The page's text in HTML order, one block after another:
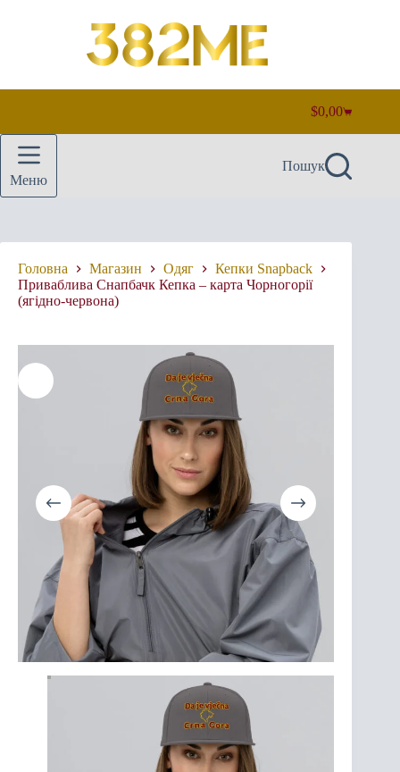
Кошик
$0,00
Меню
Пошук
Головна Магазин Одяг
Кепки Snapback
Приваблива Cнапбачк Кепка – карта Чорногорії
(ягідно-червона)